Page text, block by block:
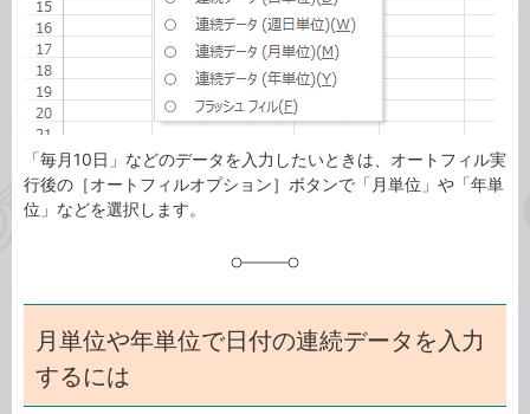
「毎月10日」などのデータを入力したいときは、オートフィル実
行後の［オートフィルオプション］ボタンで「月単位」や「年単
位」などを選択します。
月単位や年単位で日付の連続データを入力
するには